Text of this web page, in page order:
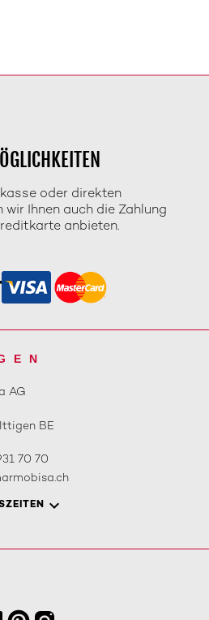
oder direkten
wir Ihnen auch die Zahlung
anbieten.
AG
BE
70 70